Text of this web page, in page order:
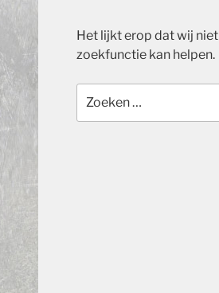
Het lijkt erop dat wij
zoekfunctie kan helpen.
naar: